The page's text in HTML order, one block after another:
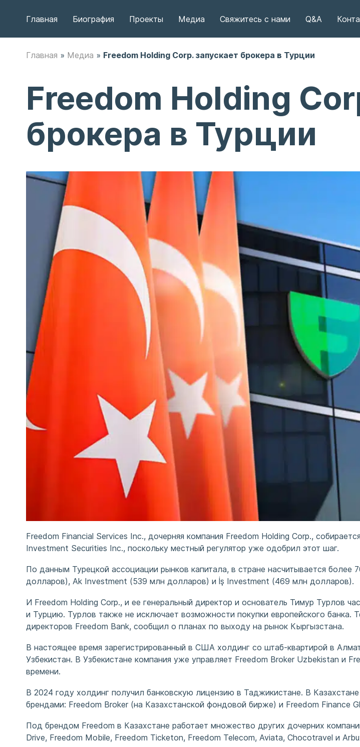
Главная Биография Проекты Медиа Свяжитесь с нами Q&A
Главная » Медиа » Freedom Holding Corp. запускает брокера в Турции
Freedom Holding
брокера в Турции
Freedom Financial Services Inc., дочерняя компания Freedom Holding Corp.,
Investment Securities Inc., поскольку местный регулятор уже одобрил этот шаг.
По данным Турецкой ассоциации рынков капитала, в стране насчитывается
долларов), Ak Investment (539 млн долларов) и İş Investment (469 млн долларов).
И Freedom Holding Corp., и ее генеральный директор и основатель Тимур
и Турцию. Турлов также не исключает возможности покупки европейского
директоров Freedom Bank, сообщил о планах по выходу на рынок Кыргызстана.
В настоящее время зарегистрированный в США холдинг со штаб-квартирой в
Узбекистан. В Узбекистане компания уже управляет Freedom Broker Uzbekistan и
времени.
В 2024 году холдинг получил банковскую лицензию в Таджикистане. В
брендами: Freedom Broker (на Казахстанской фондовой бирже) и Freedom Finance
Под брендом Freedom в Казахстане работает множество других дочерних
Drive, Freedom Mobile, Freedom Ticketon, Freedom Telecom, Aviata, Chocotravel и